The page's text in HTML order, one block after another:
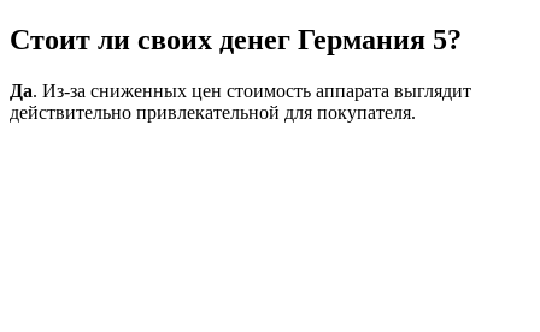
Стоит ли своих денег Германия 5?
Да. Из-за сниженных цен стоимость аппарата выглядит
действительно привлекательной для покупателя.